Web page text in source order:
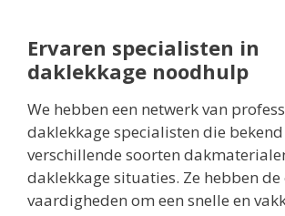
Ervaren specialisten in
daklekkage noodhulp
We hebben een netwerk van
daklekkage specialisten die
verschillende soorten
daklekkage situaties. Ze hebben de
vaardigheden om een snelle en